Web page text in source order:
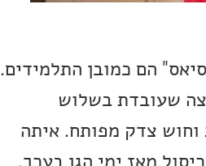
הם כמובן התלמידים.
שעובדת בשלוש
וחוש צדק מפותח. איתה
מאז ימי הגן בערך.